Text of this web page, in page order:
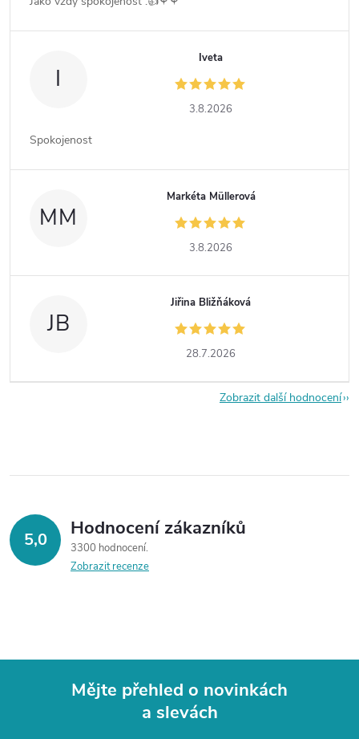
I
Iveta
3.8.2026
Spokojenost
MM
Markéta Müllerová
3.8.2026
JB
Jiřina Bližňáková
28.7.2026
Zobrazit další hodnocení
5,0 Hodnocení zákazníků
3300 hodnocení
Zobrazit recenze
Mějte přehled o novinkách
a slevách